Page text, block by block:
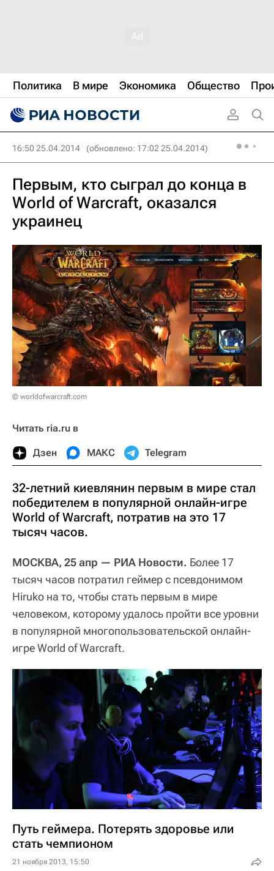
Политика В мире Экономика Общество
16:50 25.04.2014 (обновлено: 17:02 25.04.2014)
Первым, кто сыграл до конца в
World of Warcraft, оказался
украинец
© worldofwarcraft.com
Читать ria.ru в
Дзен МАКС Telegram
32-летний киевлянин первым в мире стал
победителем в популярной онлайн-игре
World of Warcraft, потратив на это 17
тысяч часов.
МОСКВА, 25 апр — РИА Новости. Более 17
тысяч часов потратил геймер с псевдонимом
Hiruko на то, чтобы стать первым в мире
человеком, которому удалось пройти все уровни
в популярной многопользовательской онлайн-
игре World of Warcraft.
Путь геймера. Потерять здоровье или
стать чемпионом
21 ноября 2013, 15:50